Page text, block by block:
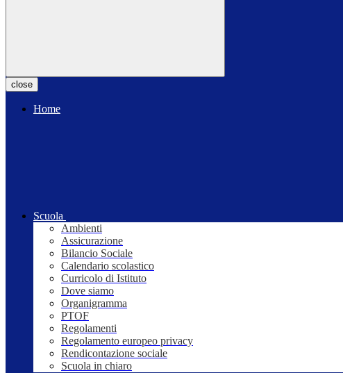
close
Home
Scuola
Ambienti
Assicurazione
Bilancio Sociale
Calendario scolastico
Curricolo di Istituto
Dove siamo
Organigramma
PTOF
Regolamenti
Regolamento europeo privacy
Rendicontazione sociale
Scuola in chiaro